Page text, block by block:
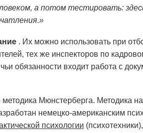
а потом тестировать:
. Их можно использовать при
тех же инспекторов по
обязанности входит работа с
Мюнстерберга. Методика
немецко-американским
психологии